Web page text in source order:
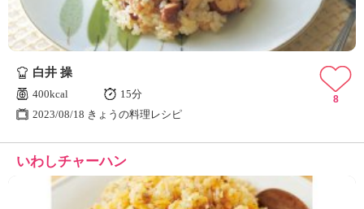
白井 操
400kcal
15分
2023/08/18 きょうの料理レシピ
8
いわしチャーハン